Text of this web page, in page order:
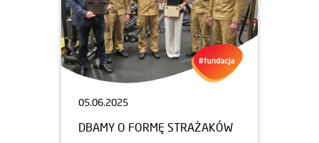
05.06.2025
DBAMY O FORMĘ STRAŻAKÓW